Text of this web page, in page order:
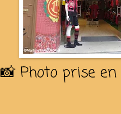
📸 Photo prise en